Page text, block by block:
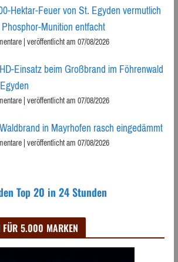
Hektar-Feuer von St. Egyden vermutlich
Munition entfacht
|veröffentlicht am 07/08/2026
Einsatz beim Großbrand im Föhrenwald
|veröffentlicht am 07/08/2026
in Mayrhofen rasch eingedämmt
|veröffentlicht am 07/08/2026
Top 20 in 24 Stunden
FÜR 5.000 MARKEN